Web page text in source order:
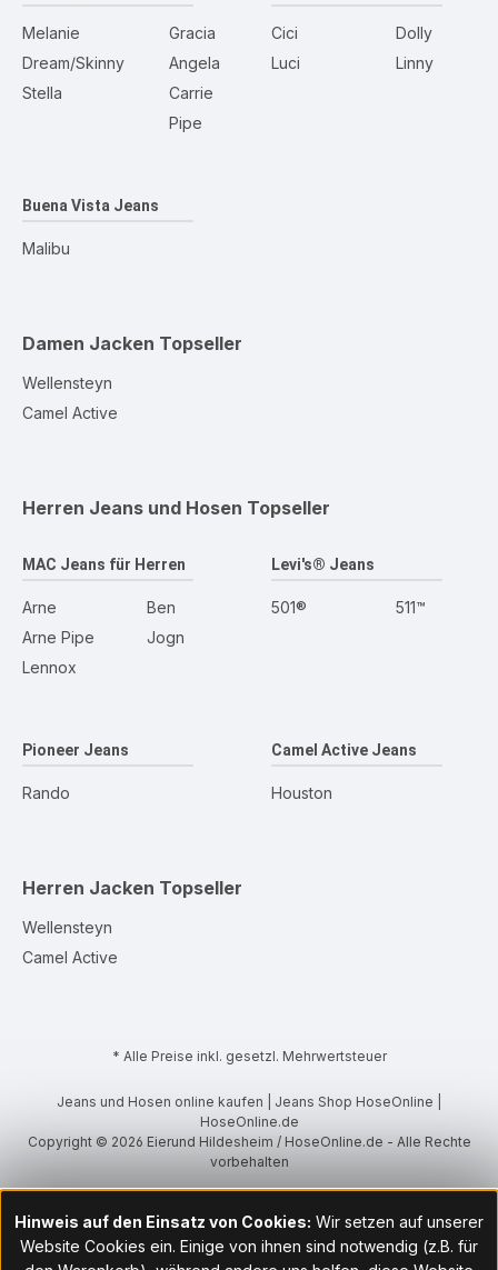
Melanie
Dream/Skinny
Stella
Gracia
Angela
Carrie
Pipe
Cici
Luci
Dolly
Linny
Buena Vista Jeans
Malibu
Damen Jacken Topseller
Wellensteyn
Camel Active
Herren Jeans und Hosen Topseller
MAC Jeans für Herren
Arne
Arne Pipe
Lennox
Ben
Jogn
Levi's® Jeans
501® 511™
Pioneer Jeans
Rando
Camel Active Jeans
Houston
Herren Jacken Topseller
Wellensteyn
Camel Active
* Alle Preise inkl. gesetzl. Mehrwertsteuer
Jeans und Hosen online kaufen | Jeans Shop HoseOnline |
HoseOnline.de
Copyright © 2026 Eierund Hildesheim / HoseOnline.de - Alle Rechte
vorbehalten
Hinweis auf den Einsatz von Cookies: Wir setzen auf unserer
Website Cookies ein. Einige von ihnen sind notwendig (z.B. für